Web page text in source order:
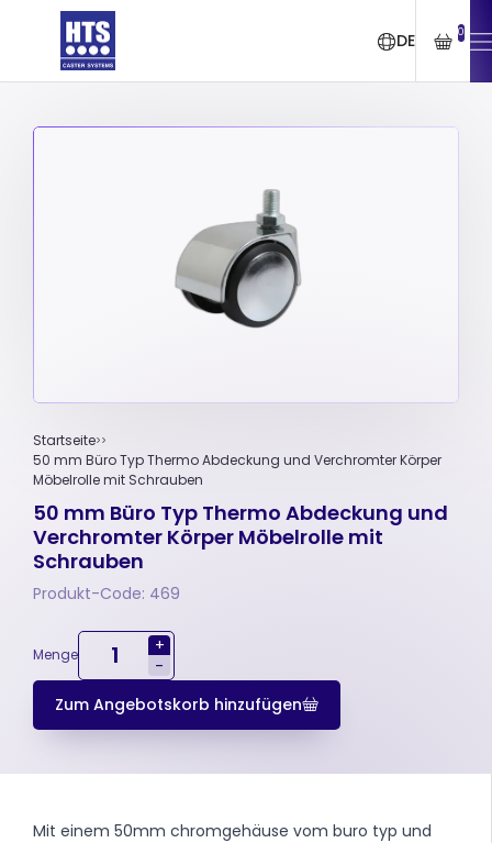
DE 0
Startseite
50 mm Büro Typ Thermo Abdeckung und Verchromter Körper
Möbelrolle mit Schrauben
50 mm Büro Typ Thermo Abdeckung und
Verchromter Körper Möbelrolle mit
Schrauben
Produkt-Code: 469
Menge
+
-
Zum Angebotskorb hinzufügen
Mit einem 50mm chromgehäuse vom buro typ und